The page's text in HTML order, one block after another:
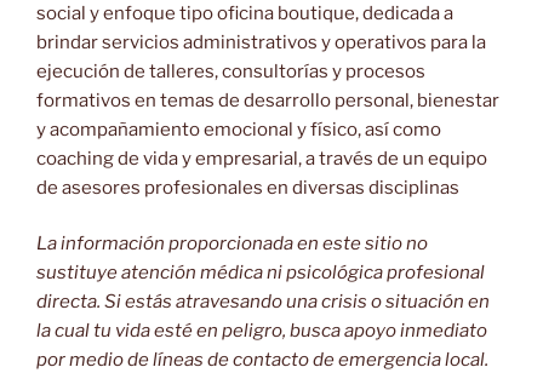
social y enfoque tipo oficina boutique, dedicada a
brindar servicios administrativos y operativos para la
ejecución de talleres, consultorías y procesos
formativos en temas de desarrollo personal, bienestar
y acompañamiento emocional y físico, así como
coaching de vida y empresarial, a través de un equipo
de asesores profesionales en diversas disciplinas
La información proporcionada en este sitio no
sustituye atención médica ni psicológica profesional
directa. Si estás atravesando una crisis o situación en
la cual tu vida esté en peligro, busca apoyo inmediato
por medio de líneas de contacto de emergencia local.